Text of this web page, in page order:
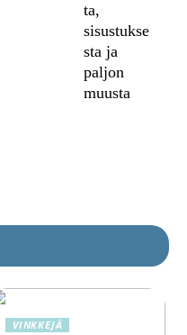
ta,
sisustukse
sta ja
paljon
muusta
VINKKEJÄ